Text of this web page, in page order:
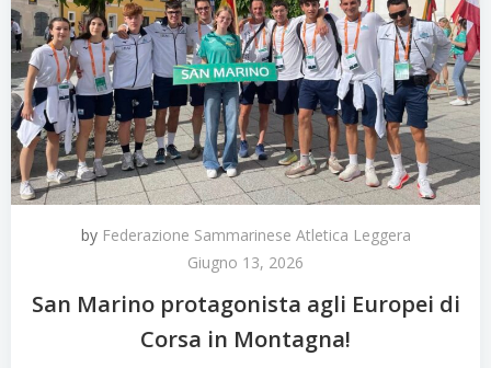
by Federazione Sammarinese Atletica Leggera
Giugno 13, 2026
San Marino protagonista agli Europei di
Corsa in Montagna!